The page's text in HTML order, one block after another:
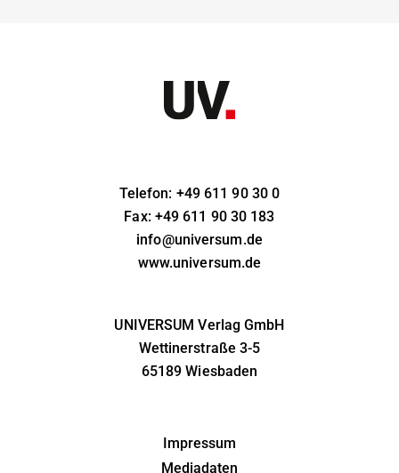
Telefon: +49 611 90 30 0
Fax: +49 611 90 30 183
info@universum.de
www.universum.de
UNIVERSUM Verlag GmbH
Wettinerstraße 3-5
65189 Wiesbaden
Impressum
Mediadaten